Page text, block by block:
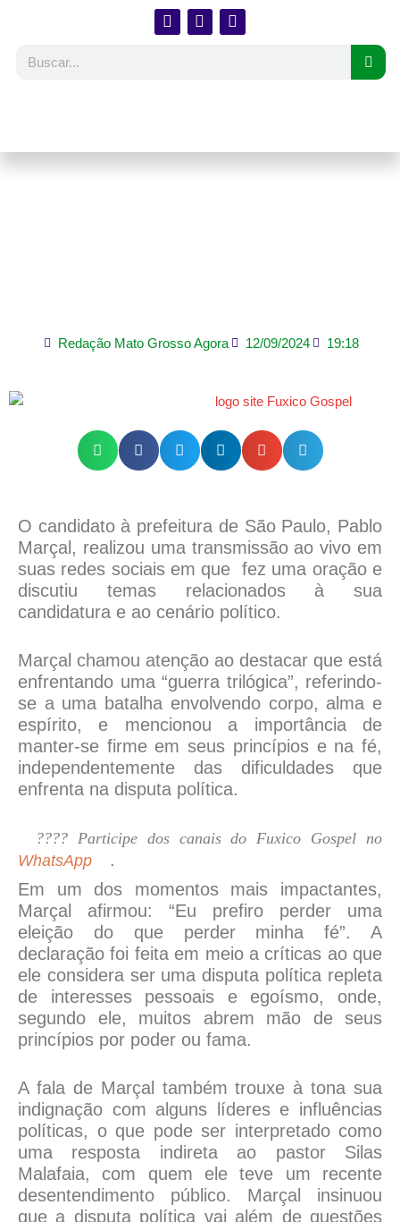
Redação Mato Grosso Agora 12/09/2024 19:18
O candidato à prefeitura de São Paulo, Pablo
Marçal, realizou uma transmissão ao vivo em
suas redes sociais em que fez uma oração e
discutiu temas relacionados à sua
candidatura e ao cenário político.
Marçal chamou atenção ao destacar que está
enfrentando uma “guerra trilógica”, referindo-
se a uma batalha envolvendo corpo, alma e
espírito, e mencionou a importância de
manter-se firme em seus princípios e na fé,
independentemente das dificuldades que
enfrenta na disputa política.
???? Participe dos canais do Fuxico Gospel no
WhatsApp
.
Em um dos momentos mais impactantes,
Marçal afirmou: “Eu prefiro perder uma
eleição do que perder minha fé”. A
declaração foi feita em meio a críticas ao que
ele considera ser uma disputa política repleta
de interesses pessoais e egoísmo, onde,
segundo ele, muitos abrem mão de seus
princípios por poder ou fama.
A fala de Marçal também trouxe à tona sua
indignação com alguns líderes e influências
políticas, o que pode ser interpretado como
uma resposta indireta ao pastor Silas
Malafaia, com quem ele teve um recente
desentendimento público. Marçal insinuou
que a disputa política vai além de questões